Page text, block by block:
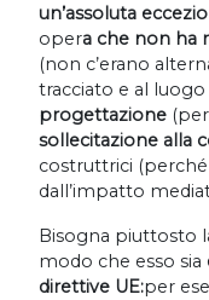
un’assoluta
opera che non ha
(non c’erano
tracciato e al
progettazione
sollecitazione alla
costruttrici
dall’impatto
Bisogna piuttosto
modo che esso sia
direttive UE:per